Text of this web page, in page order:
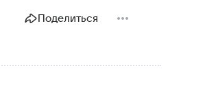
Поделиться